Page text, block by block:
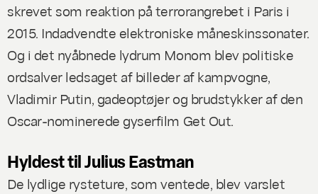
skrevet som reaktion på terrorangrebet i Paris i
2015. Indadvendte elektroniske måneskinssonater.
Og i det nyåbnede lydrum Monom blev politiske
ordsalver ledsaget af billeder af kampvogne,
Vladimir Putin, gadeoptøjer og brudstykker af den
Oscar-nominerede gyserfilm Get Out.
Hyldest til Julius Eastman
De lydlige rysteture, som ventede, blev varslet